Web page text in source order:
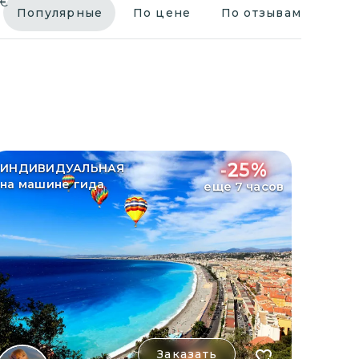
Популярные По цене По отзывам
ИНДИВИДУАЛЬНАЯ
на машине гида
-25%
еще 7 часов
Заказать